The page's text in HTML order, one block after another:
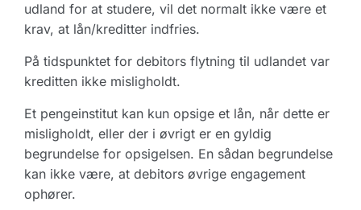
udland for at studere, vil det normalt ikke være et
krav, at lån/kreditter indfries.
På tidspunktet for debitors flytning til udlandet var
kreditten ikke misligholdt.
Et pengeinstitut kan kun opsige et lån, når dette er
misligholdt, eller der i øvrigt er en gyldig
begrundelse for opsigelsen. En sådan begrundelse
kan ikke være, at debitors øvrige engagement
ophører.